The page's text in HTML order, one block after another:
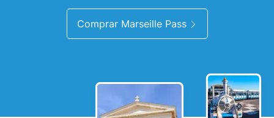
Comprar Marseille Pass